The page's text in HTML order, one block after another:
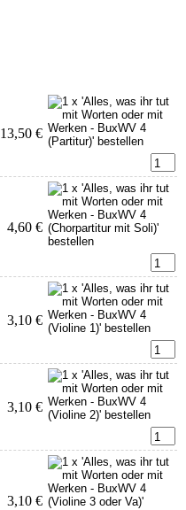
13,50 €
4,60 €
3,10 €
3,10 €
3,10 €